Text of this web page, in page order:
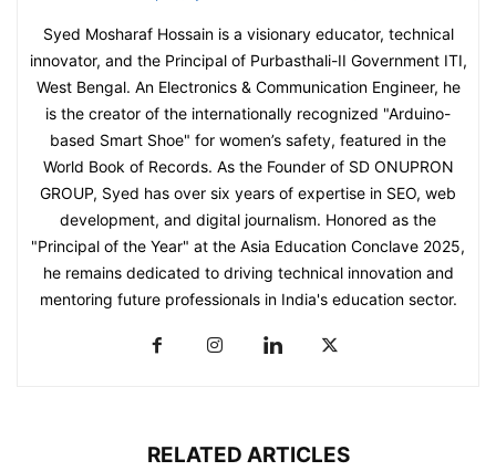
Syed Mosharaf Hossain is a visionary educator, technical
innovator, and the Principal of Purbasthali-II Government ITI,
West Bengal. An Electronics & Communication Engineer, he
is the creator of the internationally recognized "Arduino-
based Smart Shoe" for women’s safety, featured in the
World Book of Records. As the Founder of SD ONUPRON
GROUP, Syed has over six years of expertise in SEO, web
development, and digital journalism. Honored as the
"Principal of the Year" at the Asia Education Conclave 2025,
he remains dedicated to driving technical innovation and
mentoring future professionals in India's education sector.
RELATED ARTICLES